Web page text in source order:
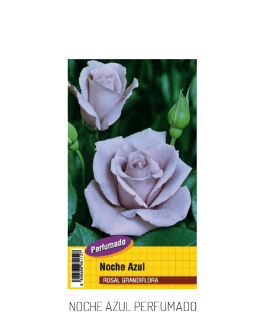
NOCHE AZUL PERFUMADO